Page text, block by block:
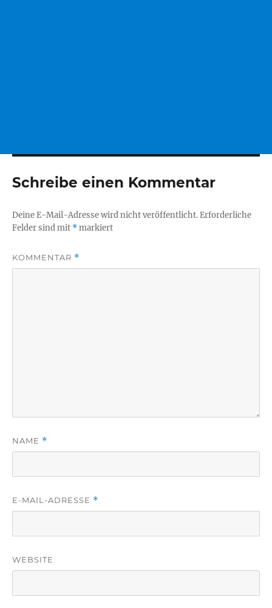
Schreibe einen Kommentar
Deine E-Mail-Adresse wird nicht veröffentlicht.Erforderliche
Felder sind mit *markiert
KOMMENTAR *
NAME *
E-MAIL-ADRESSE *
WEBSITE